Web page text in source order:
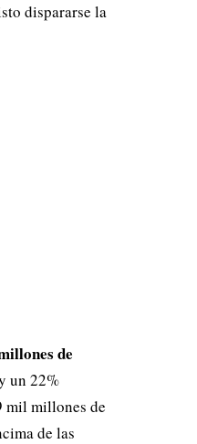
dispararse la
de
un 22%
mil millones de
de las